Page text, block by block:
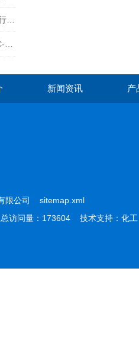
新闻资讯 产
限公司 sitemap.xml
访问量：173604 技术支持： 化工